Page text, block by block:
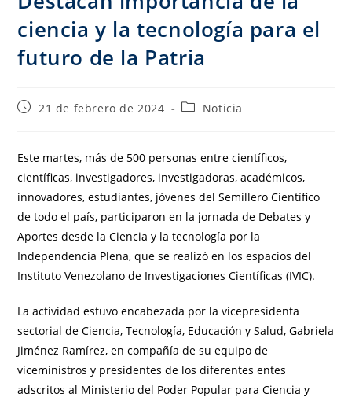
ciencia y la tecnología para el
futuro de la Patria
21 de febrero de 2024 Noticia
Este martes, más de 500 personas entre científicos,
científicas, investigadores, investigadoras, académicos,
innovadores, estudiantes, jóvenes del Semillero Científico
de todo el país, participaron en la jornada de Debates y
Aportes desde la Ciencia y la tecnología por la
Independencia Plena, que se realizó en los espacios del
Instituto Venezolano de Investigaciones Científicas (IVIC).
La actividad estuvo encabezada por la vicepresidenta
sectorial de Ciencia, Tecnología, Educación y Salud, Gabriela
Jiménez Ramírez, en compañía de su equipo de
viceministros y presidentes de los diferentes entes
adscritos al Ministerio del Poder Popular para Ciencia y